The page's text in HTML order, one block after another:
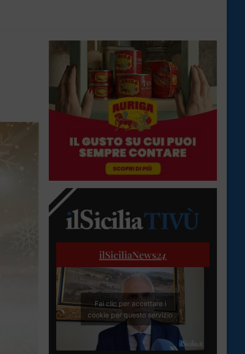
ilSiciliaNews24
Fai clic per accettare i
cookie per questo servizio